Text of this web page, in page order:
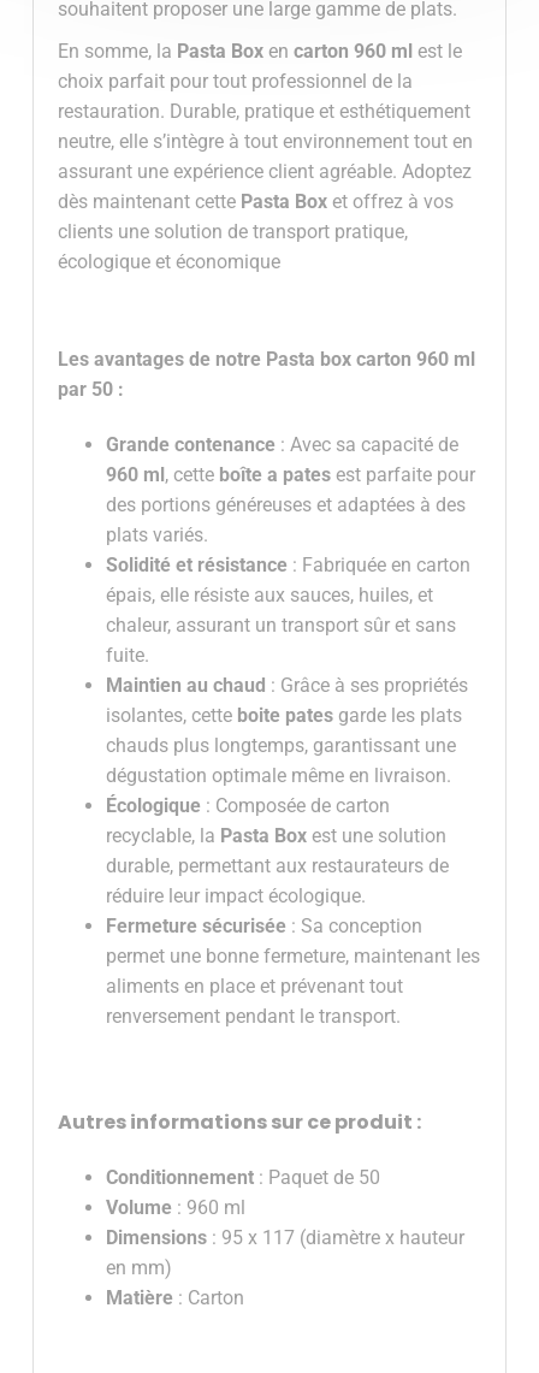
souhaitent proposer une large gamme de plats.
En somme, la Pasta Boxen carton 960 mlest le
choix parfait pour tout professionnel de la
restauration. Durable, pratique et esthétiquement
neutre, elle s’intègre à tout environnement tout en
assurant une expérience client agréable. Adoptez
dès maintenant cettePasta Boxet offrez à vos
clients une solution de transport pratique,
écologique et économique
Les avantages de notre Pasta box carton 960 ml
par 50 :
Grande contenance : Avec sa capacité de
960 ml , cette boîte a patesest parfaite pour
des portions généreuses et adaptées à des
plats variés.
Solidité et résistance : Fabriquée en carton
épais, elle résiste aux sauces, huiles, et
chaleur, assurant un transport sûr et sans
fuite.
Maintien au chaud : Grâce à ses propriétés
isolantes, cette boite patesgarde les plats
chauds plus longtemps, garantissant une
dégustation optimale même en livraison.
Écologique : Composée de carton
recyclable, la Pasta Boxest une solution
durable, permettant aux restaurateurs de
réduire leur impact écologique.
Fermeture sécurisée : Sa conception
permet une bonne fermeture, maintenant les
aliments en place et prévenant tout
renversement pendant le transport.
Autres informations sur ce produit :
Conditionnement: Paquet de 50
Volume : 960 ml
Dimensions: 95 x 117 (diamètre x hauteur
en mm)
Matière : Carton